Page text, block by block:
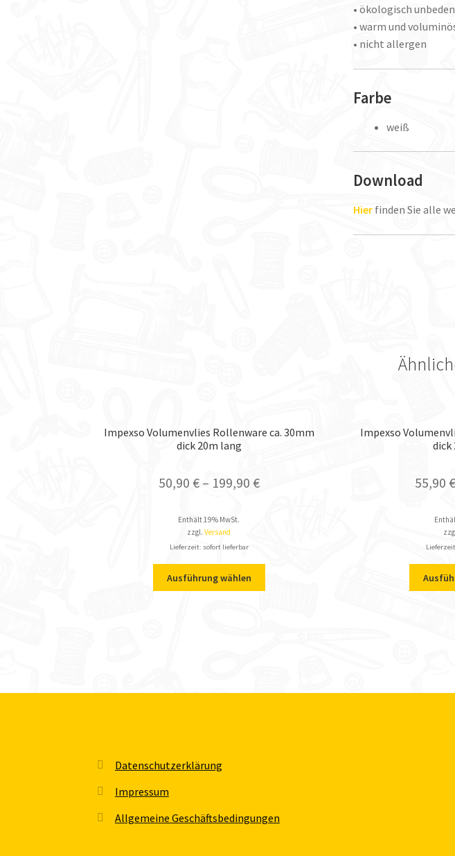
• ökologisch
• warm und
• nicht allergen
Farbe
weiß
Download
Hier finden Sie alle
Impexso Volumenvlies Rollenware ca. 30mm
dick 20m lang
50,90 €– 199,90 €
Enthält 19% MwSt.
zzgl.Versand
Lieferzeit: sofort lieferbar
Ausführung wählen
Impexso
dick
55,90 €
Datenschutzerklärung
Impressum
Allgemeine Geschäftsbedingungen